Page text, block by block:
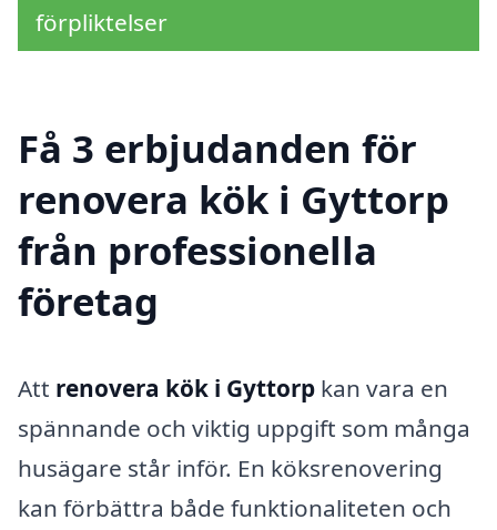
förpliktelser
Få 3 erbjudanden för
renovera kök i Gyttorp
från professionella
företag
Att renovera kök i Gyttorp kan vara en
spännande och viktig uppgift som många
husägare står inför. En köksrenovering
kan förbättra både funktionaliteten och